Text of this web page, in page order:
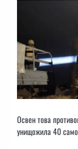
Освен това
унищожила 40